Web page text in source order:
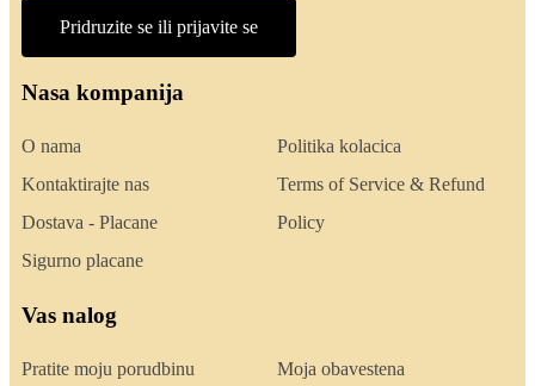
Pridruzite se ili prijavite se
Nasa kompanija
O nama
Kontaktirajte nas
Dostava - Placane
Sigurno placane
Politika kolacica
Terms of Service & Refund
Policy
Vas nalog
Pratite moju porudbinu
Moja obavestena